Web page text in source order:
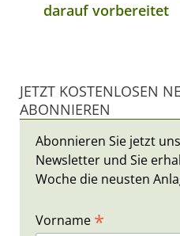
darauf vorbereitet
JETZT KOSTENLOSEN
ABONNIEREN
Abonnieren Sie jetzt
Newsletter und Sie
Woche die neusten
Vorname *